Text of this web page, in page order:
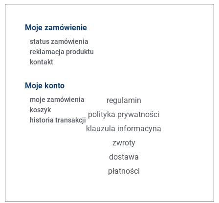
Moje zamówienie
status zamówienia
reklamacja produktu
kontakt
Moje konto
moje zamówienia
koszyk
historia transakcji
regulamin
polityka prywatności
klauzula informacyna
zwroty
dostawa
płatności